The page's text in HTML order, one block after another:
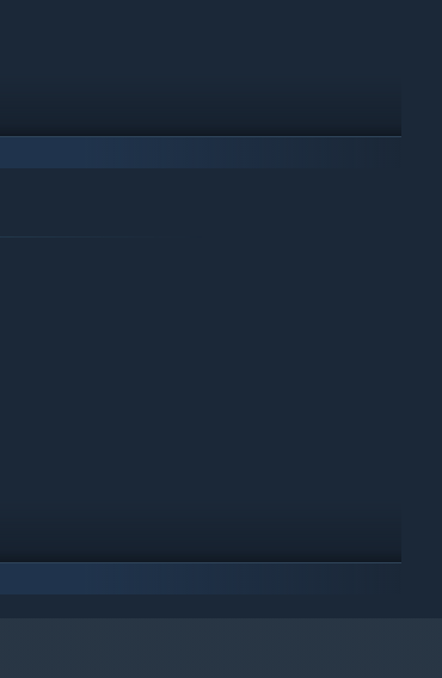
look out for suspicious behavior.
INNOCENTS